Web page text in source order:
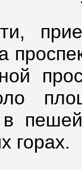
в
горах.